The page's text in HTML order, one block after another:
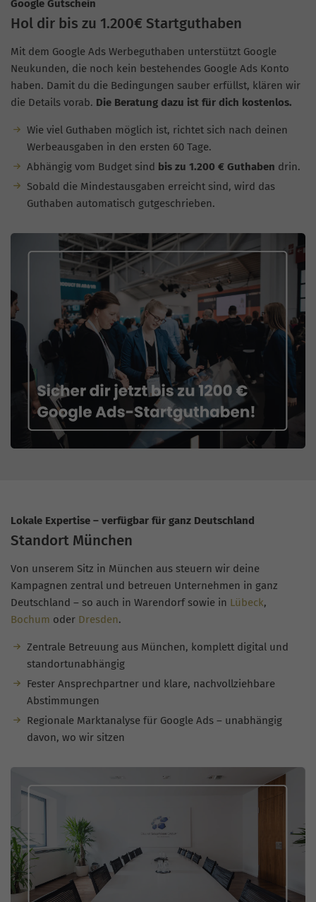
Google Gutschein
Hol dir bis zu 1.200€ Startguthaben
Mit dem Google Ads Werbeguthaben unterstützt Google
Neukunden, die noch kein bestehendes Google Ads Konto
haben. Damit du die Bedingungen sauber erfüllst, klären wir
die Details vorab. Die Beratung dazu ist für dich kostenlos.
Wie viel Guthaben möglich ist, richtet sich nach deinen
Werbeausgaben in den ersten 60 Tage.
Abhängig vom Budget sind bis zu 1.200 € Guthaben drin.
Sobald die Mindestausgaben erreicht sind, wird das
Guthaben automatisch gutgeschrieben.
Lokale Expertise – verfügbar für ganz Deutschland
Standort München
Von unserem Sitz in München aus steuern wir deine
Kampagnen zentral und betreuen Unternehmen in ganz
Deutschland – so auch in Warendorf sowie in Lübeck,
Bochum oder Dresden.
Zentrale Betreuung aus München, komplett digital und
standortunabhängig
Fester Ansprechpartner und klare, nachvollziehbare
Abstimmungen
Regionale Marktanalyse für Google Ads – unabhängig
davon, wo wir sitzen